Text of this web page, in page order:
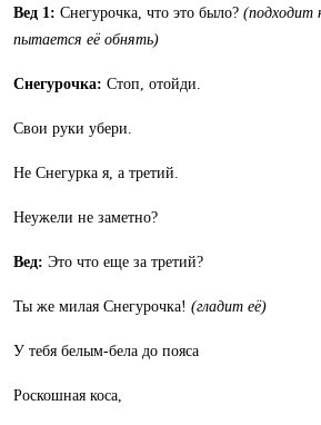
Вед 1: Снегурочка, что это было? (подходит
пытается её обнять)
Снегурочка: Стоп, отойди.
Свои руки убери.
Не Снегурка я, а третий.
Неужели не заметно?
Вед: Это что еще за третий?
Ты же милая Снегурочка! (гладит её)
У тебя белым-бела до пояса
Роскошная коса,